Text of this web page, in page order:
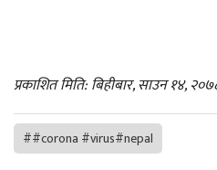
प्रकाशित मिति: बिहीबार, साउन १४,
##corona #virus#nepal